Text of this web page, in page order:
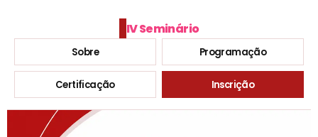
IV Seminário
Sobre Programação
Certificação Inscrição